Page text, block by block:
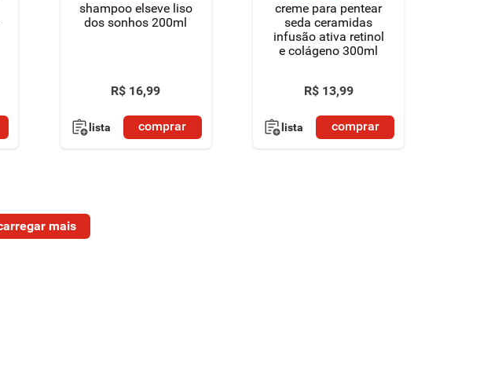
shampoo elseve liso
dos sonhos 200ml
R$ 16,99
lista comprar
creme para pentear
seda ceramidas
infusão ativa retinol
e colágeno 300ml
R$ 13,99
lista comprar